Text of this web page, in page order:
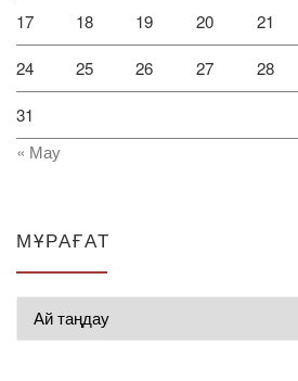
17 18 19 20 21
24 25 26 27 28
31
« Мау
МҰРАҒАТ